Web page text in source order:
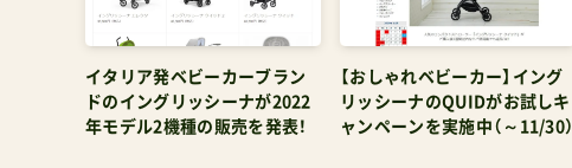
イタリア発ベビーカーブラン
ドのイングリッシーナが2022
年モデル2機種の販売を発表！
【おしゃれベビーカー】イング
リッシーナのQUIDがお試しキ
ャンペーンを実施中（～11/30）